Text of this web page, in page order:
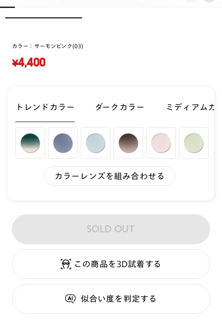
カラー： サーモンピンク(03)
¥4,400
トレンドカラー ダークカラー ミディアムカ
カラーレンズを組み合わせる
SOLD OUT
この商品を3D試着する
似合い度を判定する